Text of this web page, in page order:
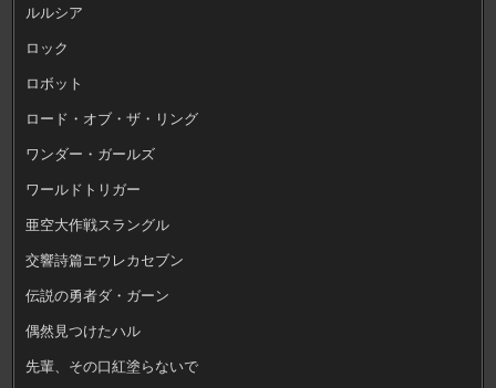
ルルシア
ロック
ロボット
ロード・オブ・ザ・リング
ワンダー・ガールズ
ワールドトリガー
亜空大作戦スラングル
交響詩篇エウレカセブン
伝説の勇者ダ・ガーン
偶然見つけたハル
先輩、その口紅塗らないで